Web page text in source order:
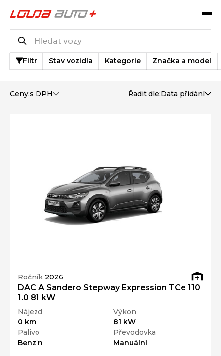
Filtr Stav vozidla Kategorie Značka a model
Ceny:s DPH Řadit dle:Data přidání
Ročník 2026
DACIA Sandero Stepway Expression TCe 110
1.0 81 kW
Nájezd
0 km
Výkon
81 kW
Palivo
Benzín
Převodovka
Manuální